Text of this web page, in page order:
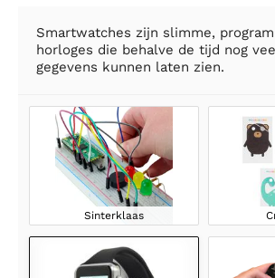
Smartwatches zijn slimme,
horloges die behalve de tijd nog
gegevens kunnen laten zien.
Sinterklaas